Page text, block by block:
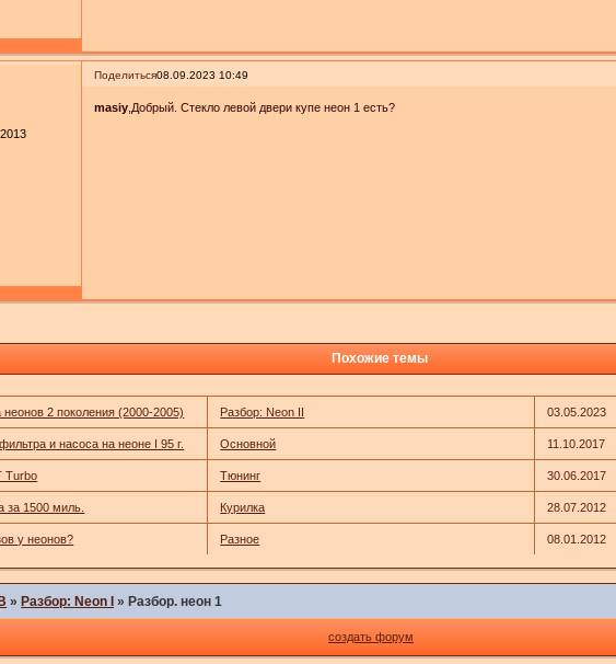
Поделиться08.09.2023 10:49
masiy ,Добрый. Стекло левой двери купе неон 1 есть?
Похожие темы
неонов 2 поколения (2000-2005) Разбор: Neon II 03.05.2023
и насоса на неоне I 95 г. Основной 11.10.2017
Turbo Тюнинг 30.06.2017
за 1500 миль. Курилка 28.07.2012
у неонов? Разное 08.01.2012
» Разбор: Neon I » Разбор. неон 1
создать форум